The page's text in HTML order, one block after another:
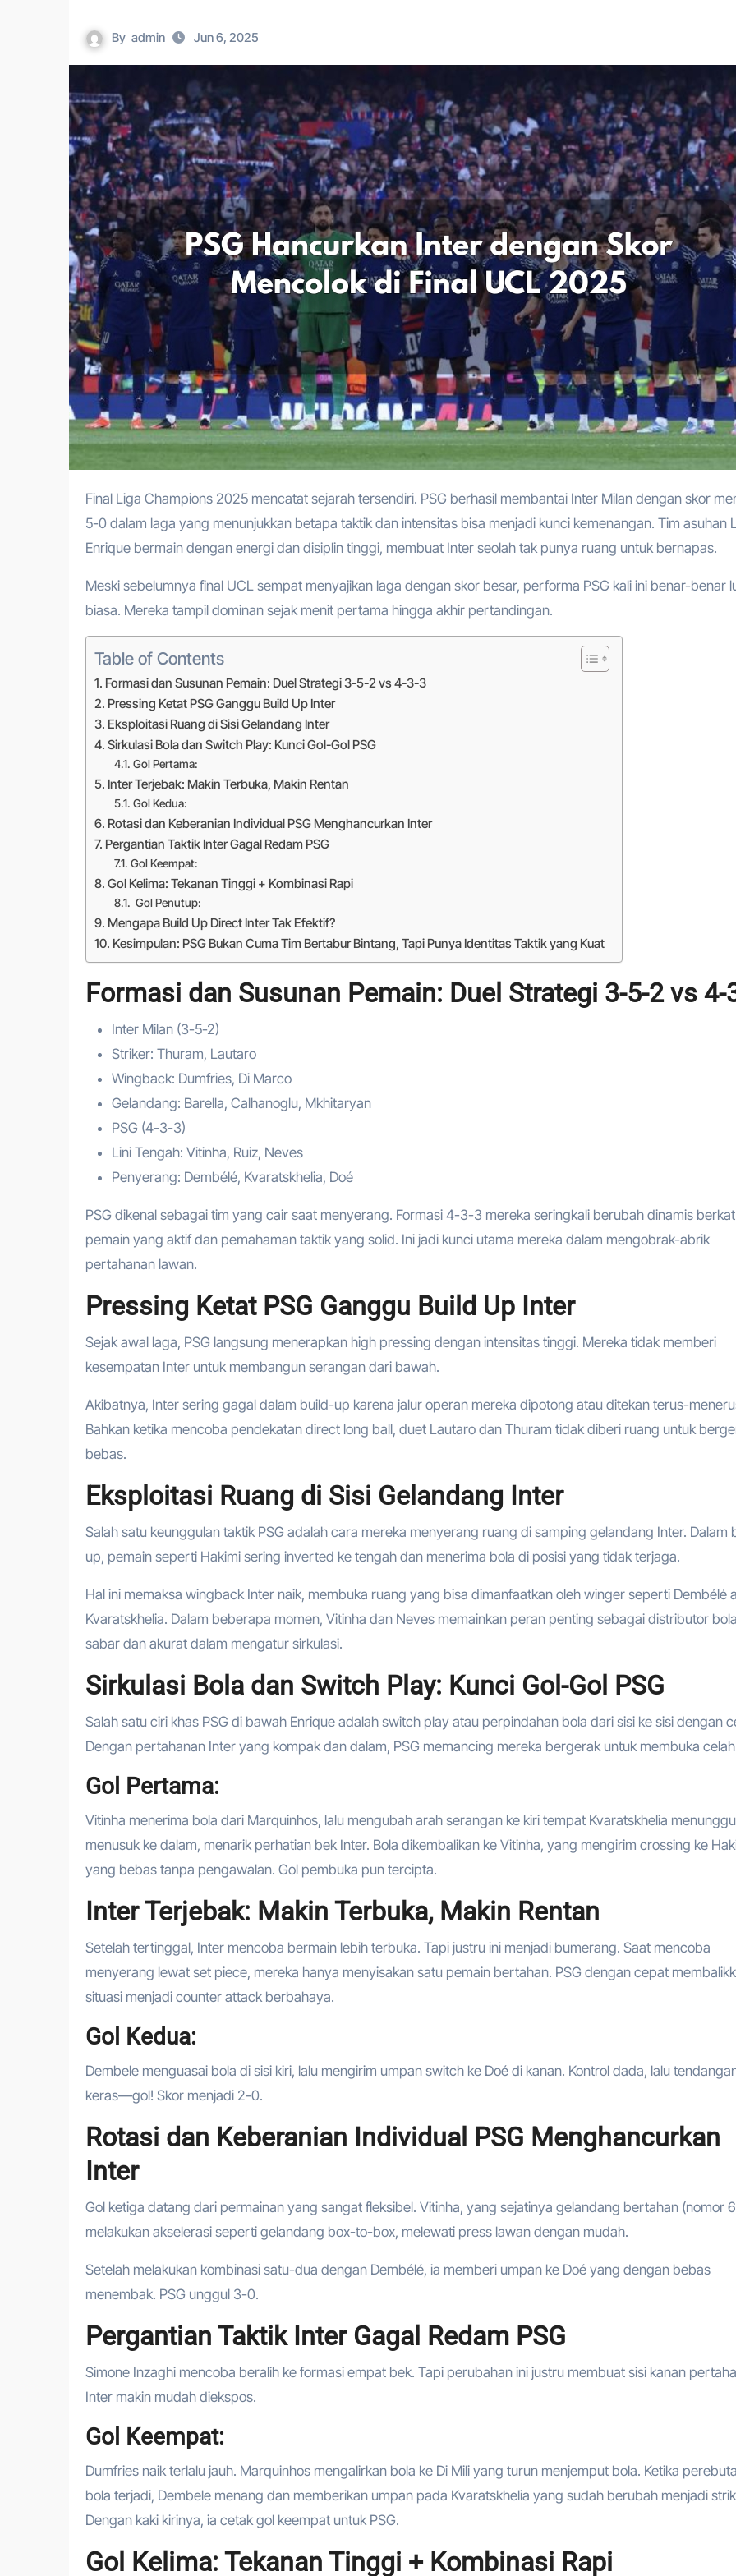
By admin Jun 6, 2025
Final Liga Champions 2025 mencatat sejarah tersendiri. PSG berhasil membantai Inter Milan dengan skor mencolok
5-0 dalam laga yang menunjukkan betapa taktik dan intensitas bisa menjadi kunci kemenangan. Tim asuhan
Enrique bermain dengan energi dan disiplin tinggi, membuat Inter seolah tak punya ruang untuk bernapas.
Meski sebelumnya final UCL sempat menyajikan laga dengan skor besar, performa PSG kali ini benar-benar
biasa. Mereka tampil dominan sejak menit pertama hingga akhir pertandingan.
Table of Contents
Formasi dan Susunan Pemain: Duel Strategi 3-5-2 vs 4-3-3
Pressing Ketat PSG Ganggu Build Up Inter
Eksploitasi Ruang di Sisi Gelandang Inter
Sirkulasi Bola dan Switch Play: Kunci Gol-Gol PSG
Gol Pertama:
Inter Terjebak: Makin Terbuka, Makin Rentan
Gol Kedua:
Rotasi dan Keberanian Individual PSG Menghancurkan Inter
Pergantian Taktik Inter Gagal Redam PSG
Gol Keempat:
Gol Kelima: Tekanan Tinggi + Kombinasi Rapi
Gol Penutup:
Mengapa Build Up Direct Inter Tak Efektif?
Kesimpulan: PSG Bukan Cuma Tim Bertabur Bintang, Tapi Punya Identitas Taktik yang Kuat
Formasi dan Susunan Pemain: Duel Strategi 3-5-2 vs 4-
Inter Milan (3-5-2)
Striker: Thuram, Lautaro
Wingback: Dumfries, Di Marco
Gelandang: Barella, Calhanoglu, Mkhitaryan
PSG (4-3-3)
Lini Tengah: Vitinha, Ruiz, Neves
Penyerang: Dembélé, Kvaratskhelia, Doé
PSG dikenal sebagai tim yang cair saat menyerang. Formasi 4-3-3 mereka seringkali berubah dinamis
pemain yang aktif dan pemahaman taktik yang solid. Ini jadi kunci utama mereka dalam mengobrak-abrik
pertahanan lawan.
Pressing Ketat PSG Ganggu Build Up Inter
Sejak awal laga, PSG langsung menerapkan high pressing dengan intensitas tinggi. Mereka tidak memberi
kesempatan Inter untuk membangun serangan dari bawah.
Akibatnya, Inter sering gagal dalam build-up karena jalur operan mereka dipotong atau ditekan terus-
Bahkan ketika mencoba pendekatan direct long ball, duet Lautaro dan Thuram tidak diberi ruang untuk
bebas.
Eksploitasi Ruang di Sisi Gelandang Inter
Salah satu keunggulan taktik PSG adalah cara mereka menyerang ruang di samping gelandang Inter. Dalam
up, pemain seperti Hakimi sering inverted ke tengah dan menerima bola di posisi yang tidak terjaga.
Hal ini memaksa wingback Inter naik, membuka ruang yang bisa dimanfaatkan oleh winger seperti Dembélé
Kvaratskhelia. Dalam beberapa momen, Vitinha dan Neves memainkan peran penting sebagai distributor
sabar dan akurat dalam mengatur sirkulasi.
Sirkulasi Bola dan Switch Play: Kunci Gol-Gol PSG
Salah satu ciri khas PSG di bawah Enrique adalah switch play atau perpindahan bola dari sisi ke sisi dengan
Dengan pertahanan Inter yang kompak dan dalam, PSG memancing mereka bergerak untuk membuka
Gol Pertama:
Vitinha menerima bola dari Marquinhos, lalu mengubah arah serangan ke kiri tempat Kvaratskhelia
menusuk ke dalam, menarik perhatian bek Inter. Bola dikembalikan ke Vitinha, yang mengirim crossing ke
yang bebas tanpa pengawalan. Gol pembuka pun tercipta.
Inter Terjebak: Makin Terbuka, Makin Rentan
Setelah tertinggal, Inter mencoba bermain lebih terbuka. Tapi justru ini menjadi bumerang. Saat mencoba
menyerang lewat set piece, mereka hanya menyisakan satu pemain bertahan. PSG dengan cepat
situasi menjadi counter attack berbahaya.
Gol Kedua:
Dembele menguasai bola di sisi kiri, lalu mengirim umpan switch ke Doé di kanan. Kontrol dada, lalu
keras—gol! Skor menjadi 2-0.
Rotasi dan Keberanian Individual PSG Menghancurkan
Inter
Gol ketiga datang dari permainan yang sangat fleksibel. Vitinha, yang sejatinya gelandang bertahan (nomor
melakukan akselerasi seperti gelandang box-to-box, melewati press lawan dengan mudah.
Setelah melakukan kombinasi satu-dua dengan Dembélé, ia memberi umpan ke Doé yang dengan bebas
menembak. PSG unggul 3-0.
Pergantian Taktik Inter Gagal Redam PSG
Simone Inzaghi mencoba beralih ke formasi empat bek. Tapi perubahan ini justru membuat sisi kanan
Inter makin mudah diekspos.
Gol Keempat:
Dumfries naik terlalu jauh. Marquinhos mengalirkan bola ke Di Mili yang turun menjemput bola. Ketika
bola terjadi, Dembele menang dan memberikan umpan pada Kvaratskhelia yang sudah berubah menjadi
Dengan kaki kirinya, ia cetak gol keempat untuk PSG.
Gol Kelima: Tekanan Tinggi + Kombinasi Rapi